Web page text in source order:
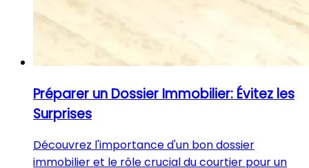
Préparer un Dossier Immobilier: Évitez les
Surprises
Découvrez l'importance d'un bon dossier
immobilier et le rôle crucial du courtier pour un